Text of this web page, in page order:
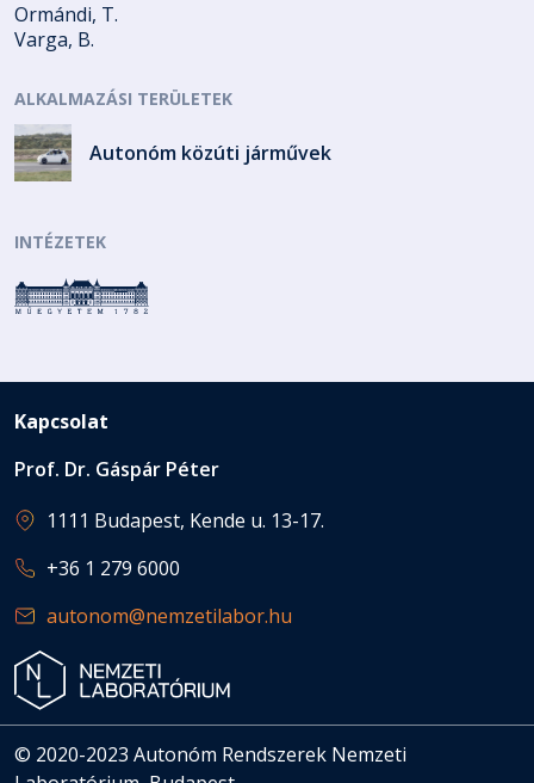
Ormándi, T.
Varga, B.
ALKALMAZÁSI TERÜLETEK
Autonóm közúti járművek
INTÉZETEK
Kapcsolat
Prof. Dr. Gáspár Péter
1111 Budapest, Kende u. 13-17.
+36 1 279 6000
autonom@nemzetilabor.hu
© 2020-2023 Autonóm Rendszerek Nemzeti